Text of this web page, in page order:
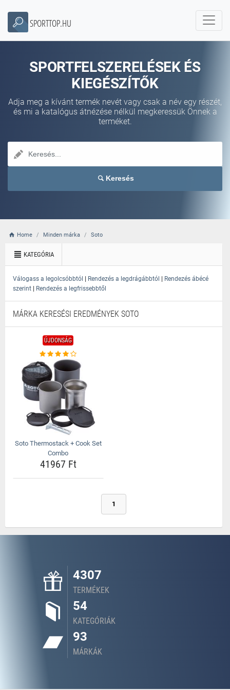
SPORTTOP.HU
SPORTFELSZERELÉSEK ÉS
KIEGÉSZÍTŐK
Adja meg a kívánt termék nevét vagy csak a név egy részét,
és mi a katalógus átnézése nélkül megkeressük Önnek a
terméket.
Keresés
Home Minden márka Soto
KATEGÓRIA
Válogass a legolcsóbbtól | Rendezés a legdrágábbtól | Rendezés ábécé
szerint | Rendezés a legfrissebbtől
MÁRKA KERESÉSI EREDMÉNYEK SOTO
ÚJDONSÁG
Soto Thermostack + Cook Set
Combo
41967 Ft
1
4307
TERMÉKEK
54
KATEGÓRIÁK
93
MÁRKÁK